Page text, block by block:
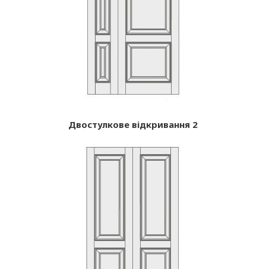
Двостулкове відкривання 2